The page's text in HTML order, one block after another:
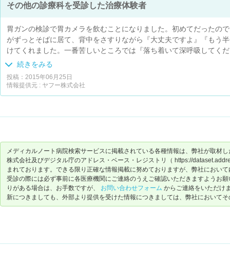
その他の診療科を受診した治療体験者
胃ガンの検診で胃カメラを飲むことになりました。初めてだったの
がずっとそばに居て、背中をさすりながら『大丈夫ですよ』『もう
けてくれました。一番苦しいところでは『落ち着いて深呼吸してく
忘れているので、的確に声をかけてもらい、落ち着いて受けること
す。
続きをみる
投稿：2015年06月25日
情報提供元 : ヤフー株式会社
メディカルノート病院検索サービスに掲載されている各種情報は、弊社が取材
株式会社及びデジタル庁のアドレス・ベース・レジストリ（ https://
まれております。できる限り正確な情報掲載に努めておりますが、弊社におい
受診の際には必ず事前に各医療機関にご連絡のうえご確認いただきますようお
りがある場合は、お手数ですが、 お問い合わせフォーム からご連絡をいただけ
新につきましても、外部より提供を受けた情報につきましては、弊社において